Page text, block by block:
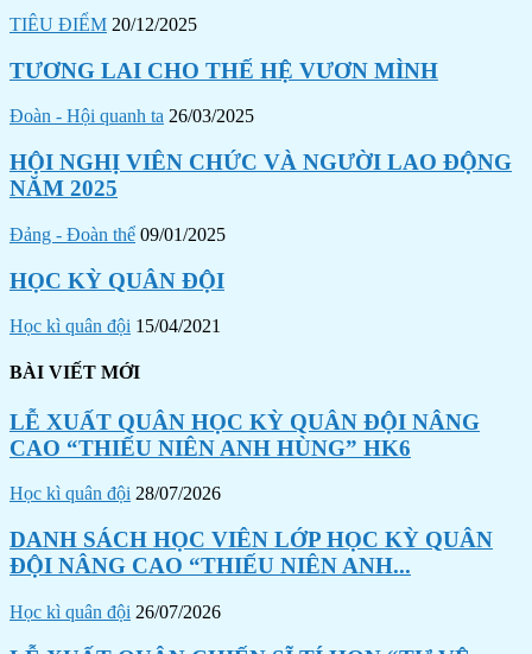
TIÊU ĐIỂM 20/12/2025
TƯƠNG LAI CHO THẾ HỆ VƯƠN MÌNH
Đoàn - Hội quanh ta 26/03/2025
HỘI NGHỊ VIÊN CHỨC VÀ NGƯỜI LAO ĐỘNG
NĂM 2025
Đảng - Đoàn thể 09/01/2025
HỌC KỲ QUÂN ĐỘI
Học kì quân đội 15/04/2021
BÀI VIẾT MỚI
LỄ XUẤT QUÂN HỌC KỲ QUÂN ĐỘI NÂNG
CAO “THIẾU NIÊN ANH HÙNG” HK6
Học kì quân đội 28/07/2026
DANH SÁCH HỌC VIÊN LỚP HỌC KỲ QUÂN
ĐỘI NÂNG CAO “THIẾU NIÊN ANH...
Học kì quân đội 26/07/2026